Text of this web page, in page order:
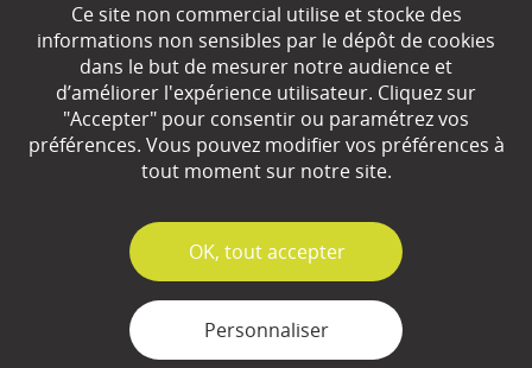
Partenaires
Espace Presse
Plan du site
Mentions légales
Ce site non commercial utilise et stocke des
informations non sensibles par le dépôt de cookies
dans le but de mesurer notre audience et
d’améliorer l'expérience utilisateur. Cliquez sur
"Accepter" pour consentir ou paramétrez vos
préférences. Vous pouvez modifier vos préférences à
tout moment sur notre site.
✓
OK, tout accepter
Personnaliser